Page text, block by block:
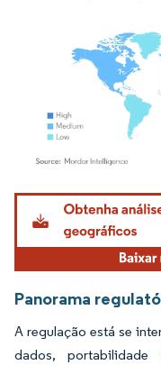
Imagem © Mordor
Panorama
A regulação está se
dados,